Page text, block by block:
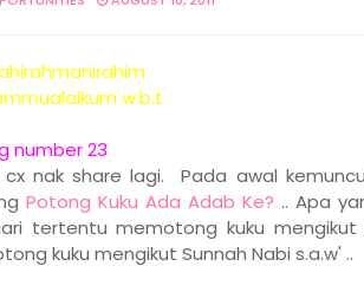
w.b.t
number 23
cx nak share lagi. Pada awal
Potong Kuku Ada Adab Ke? .. Apa
tertentu memotong kuku
kuku mengikut Sunnah Nabi s.a.w' ..